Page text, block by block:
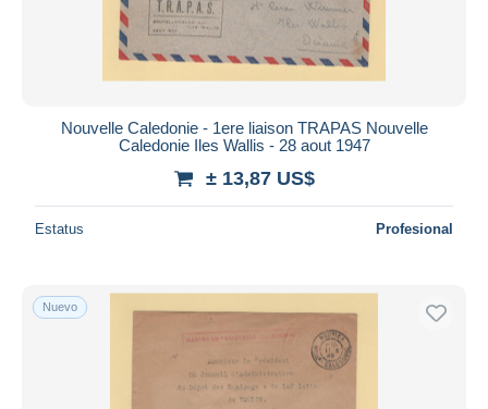
Nouvelle Caledonie - 1ere liaison TRAPAS Nouvelle
Caledonie Iles Wallis - 28 aout 1947
± 13,87 US$
Estatus Profesional
Nuevo